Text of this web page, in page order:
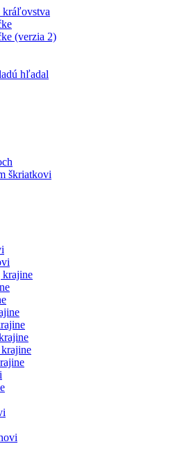
kráľovstva
(verzia 2)
hľadal
škriatkovi
krajine